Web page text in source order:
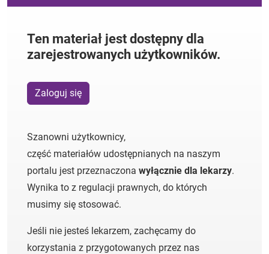
Ten materiał jest dostępny dla
zarejestrowanych użytkowników.
Zaloguj się
Szanowni użytkownicy,
część materiałów udostępnianych na naszym
portalu jest przeznaczona wyłącznie dla lekarzy.
Wynika to z regulacji prawnych, do których
musimy się stosować.
Jeśli nie jesteś lekarzem, zachęcamy do
korzystania z przygotowanych przez nas